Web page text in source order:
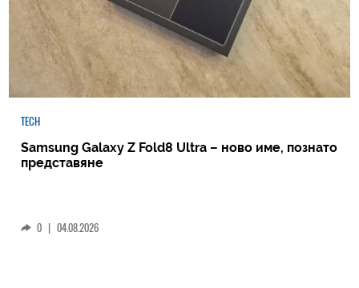
TECH
Samsung Galaxy Z Fold8 Ultra – ново име, познато
представяне
0 | 04.08.2026